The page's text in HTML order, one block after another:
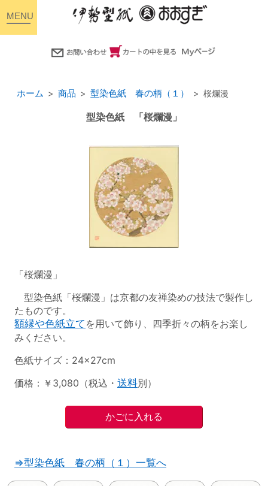
ホーム 商品 型染色紙 春の柄（１） 桜爛漫
型染色紙 「桜爛漫」
「桜爛漫」
型染色紙「桜爛漫」は京都の友禅染めの技法で製作し
たものです。
額縁や色紙立て を用いて飾り、四季折々の柄をお楽し
みください。
色紙サイズ：24×27cm
価格：￥3,080（税込・ 送料別）
⇒型染色紙 春の柄（１）一覧へ
toggle
navigation